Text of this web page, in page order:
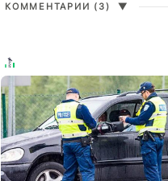
КОММЕНТАРИИ (3) ▼